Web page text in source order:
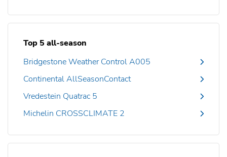
Top 5 all-season
Bridgestone Weather Control A005
Continental AllSeasonContact
Vredestein Quatrac 5
Michelin CROSSCLIMATE 2